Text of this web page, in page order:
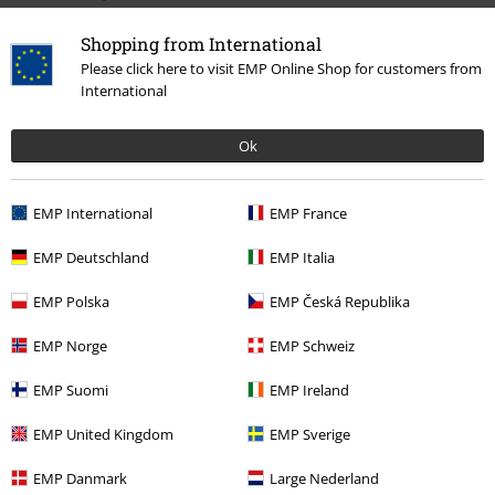
Shopping from International
Please click here to visit EMP Online Shop for customers from
International
Ok
EMP International EMP France
EMP Deutschland EMP Italia
EMP Polska EMP Česká Republika
EMP Norge EMP Schweiz
EMP Suomi EMP Ireland
EMP United Kingdom EMP Sverige
EMP Danmark Large Nederland
Band Merch Genere Death Metal
Napalm Death
Newsletter
Iscriviti ora e ricevi un buono sconto del 15%!
Con la presente acconsento a ricevere le newsletter EMP e do il
riguardanti i prodotti trattati. Sono al corrente che i miei dati personali